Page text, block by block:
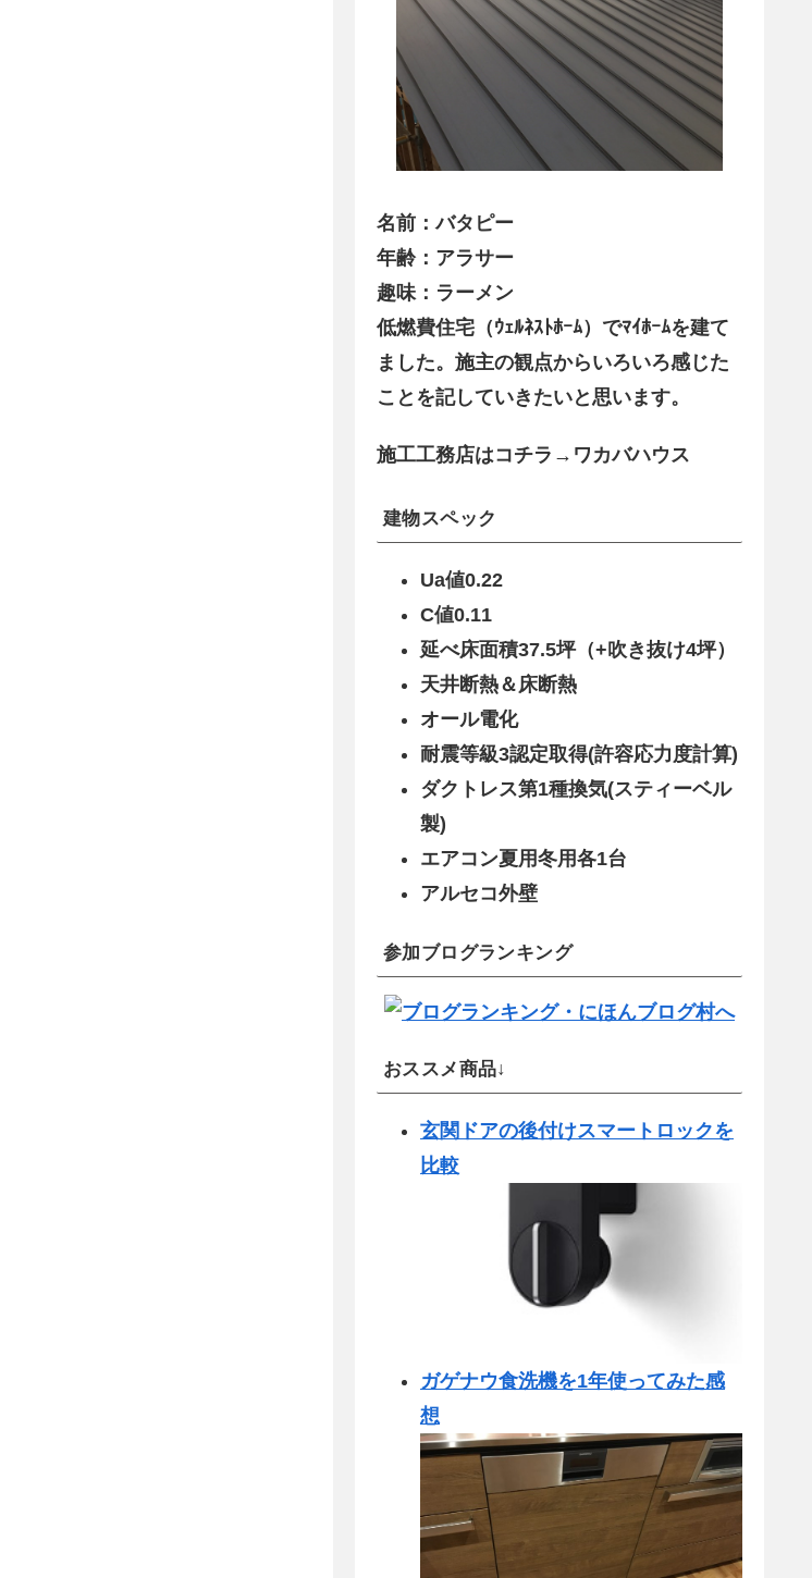
名前：バタピー
年齢：アラサー
趣味：ラーメン
低燃費住宅（ｳｪﾙﾈｽﾄﾎｰﾑ）でﾏｲﾎｰﾑを建て
ました。施主の観点からいろいろ感じた
ことを記していきたいと思います。
施工工務店はコチラ→ワカバハウス
建物スペック
Ua値0.22
C値0.11
延べ床面積37.5坪（+吹き抜け4坪）
天井断熱＆床断熱
オール電化
耐震等級3認定取得(許容応力度計算)
ダクトレス第1種換気(スティーベル
製)
エアコン夏用冬用各1台
アルセコ外壁
参加ブログランキング
おススメ商品↓
玄関ドアの後付けスマートロックを
比較
ガゲナウ食洗機を1年使ってみた感
想